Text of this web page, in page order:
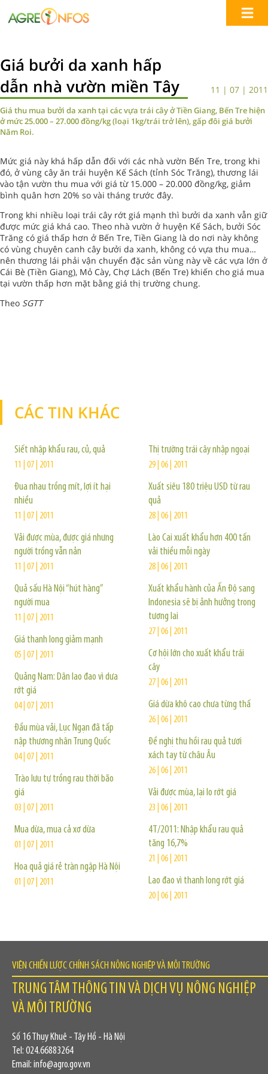
Giá bưởi da xanh hấp
dẫn nhà vườn miền Tây
11 | 07 | 2011
Giá thu mua bưởi da xanh tại các vựa trái cây ở Tiền Giang, Bến Tre hiện
ở mức 25.000 – 27.000 đồng/kg (loại 1kg/trái trở lên), gấp đôi giá bưởi
Năm Roi.
Mức giá này khá hấp dẫn đối với các nhà vườn Bến Tre, trong khi
đó, ở vùng cây ăn trái huyện Kế Sách (tỉnh Sóc Trăng), thương lái
vào tận vườn thu mua với giá từ 15.000 – 20.000 đồng/kg, giảm
bình quân hơn 20% so vài tháng trước đây.
Trong khi nhiều loại trái cây rớt giá mạnh thì bưởi da xanh vẫn giữ
được mức giá khá cao. Theo nhà vườn ở huyện Kế Sách, bưởi Sóc
Trăng có giá thấp hơn ở Bến Tre, Tiền Giang là do nơi này không
có vùng chuyên canh cây bưởi da xanh, không có vựa thu mua…
nên thương lái phải vận chuyển đặc sản vùng này về các vựa lớn ở
Cái Bè (Tiền Giang), Mỏ Cày, Chợ Lách (Bến Tre) khiến cho giá mua
tại vườn thấp hơn mặt bằng giá thị trường chung.
Theo SGTT
CÁC TIN KHÁC
Siết nhập khẩu rau, củ, quả
11 | 07 | 2011
Đua nhau trồng mít, lợi ít hại
nhiều
11 | 07 | 2011
Vải được mùa, được giá nhưng
người trồng vẫn nản
11 | 07 | 2011
Quả sấu Hà Nội “hút hàng”
người mua
11 | 07 | 2011
Giá thanh long giảm mạnh
05 | 07 | 2011
Quảng Nam: Dân lao đao vì dưa
rớt giá
04 | 07 | 2011
Đầu mùa vải, Lục Ngạn đã tấp
nập thương nhân Trung Quốc
04 | 07 | 2011
Trào lưu tự trồng rau thời bão
giá
03 | 07 | 2011
Mua dừa, mua cả xơ dừa
01 | 07 | 2011
Hoa quả giá rẻ tràn ngập Hà Nội
01 | 07 | 2011
Thị trường trái cây nhập ngoại
29 | 06 | 2011
Xuất siêu 180 triệu USD từ rau
quả
28 | 06 | 2011
Lào Cai xuất khẩu hơn 400 tấn
vải thiều mỗi ngày
28 | 06 | 2011
Xuất khẩu hành của Ấn Độ sang
Indonesia sẽ bị ảnh hưởng trong
tương lai
27 | 06 | 2011
Cơ hội lớn cho xuất khẩu trái
cây
27 | 06 | 2011
Giá dừa khô cao chưa từng thấ
26 | 06 | 2011
Đề nghị thu hồi rau quả tươi
xách tay từ châu Âu
26 | 06 | 2011
Vải được mùa, lại lo rớt giá
23 | 06 | 2011
4T/2011: Nhập khẩu rau quả
tăng 16,7%
21 | 06 | 2011
Lao đao vì thanh long rớt giá
20 | 06 | 2011
VIỆN CHIẾN LƯỢC CHÍNH SÁCH NÔNG NGHIỆP VÀ MÔI TRƯỜNG
TRUNG TÂM THÔNG TIN VÀ DỊCH VỤ NÔNG NGHIỆP
VÀ MÔI TRƯỜNG
Số 16 Thụy Khuê - Tây Hồ - Hà Nội
Tel: 024.66883264
Email: info@agro.gov.vn